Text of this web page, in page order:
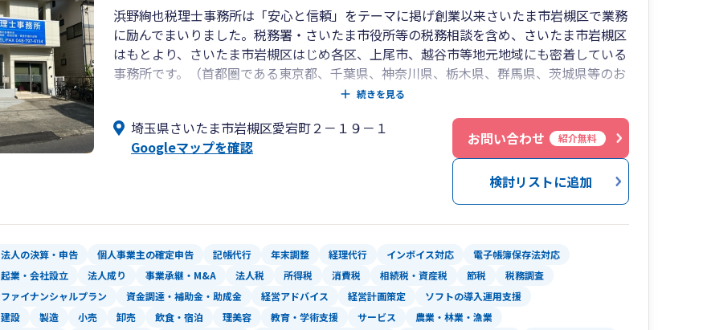
浜野絢也税理士事務所は「安心と信頼」をテーマに掲げ創業以来さいたま市岩槻区で業務
に励んでまいりました。税務署・さいたま市役所等の税務相談を含め、さいたま市岩槻区
はもとより、さいたま市岩槻区はじめ各区、上尾市、越谷市等地元地域にも密着している
事務所です。（首都圏である東京都、千葉県、神奈川県、栃木県、群馬県、茨城県等のお
客様もおりますので、遠方でもいろんな通信手段等で問題はございません）
続きを見る
埼玉県さいたま市岩槻区愛宕町２－１９－１
Googleマップを確認
お問い合わせ 紹介無料
検討リストに追加
法人の決算・申告 個人事業主の確定申告 記帳代行 年末調整 経理代行 インボイス対応
電子帳簿保存法対応
起業・会社設立
法人成り 事業承継・M&A 法人税 所得税 消費税 相続税・資産税 節税
税務調査
ファイナンシャルプラン
資金調達・補助金・助成金 経営アドバイス 経営計画策定 ソフトの導入運用支援
建設 製造 小売 卸売 飲食・宿泊 理美容 教育・学術支援 サービス 農業・林業・漁業